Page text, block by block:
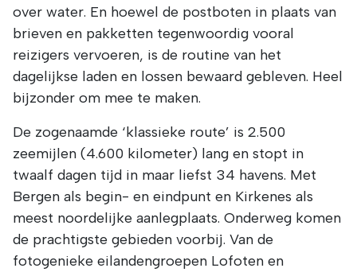
over water. En hoewel de postboten in plaats van
brieven en pakketten tegenwoordig vooral
reizigers vervoeren, is de routine van het
dagelijkse laden en lossen bewaard gebleven. Heel
bijzonder om mee te maken.
De zogenaamde ‘klassieke route’ is 2.500
zeemijlen (4.600 kilometer) lang en stopt in
twaalf dagen tijd in maar liefst 34 havens. Met
Bergen als begin- en eindpunt en Kirkenes als
meest noordelijke aanlegplaats. Onderweg komen
de prachtigste gebieden voorbij. Van de
fotogenieke eilandengroepen Lofoten en